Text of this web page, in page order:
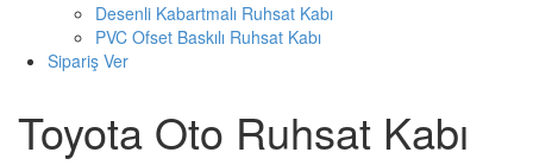
Desenli Kabartmalı Ruhsat Kabı
PVC Ofset Baskılı Ruhsat Kabı
Sipariş Ver
Toyota Oto Ruhsat Kabı